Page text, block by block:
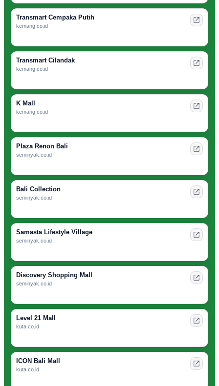
Transmart Cempaka Putih
kemang.co.id
Transmart Cilandak
kemang.co.id
K Mall
kemang.co.id
Plaza Renon Bali
seminyak.co.id
Bali Collection
seminyak.co.id
Samasta Lifestyle Village
seminyak.co.id
Discovery Shopping Mall
seminyak.co.id
Level 21 Mall
kuta.co.id
ICON Bali Mall
kuta.co.id